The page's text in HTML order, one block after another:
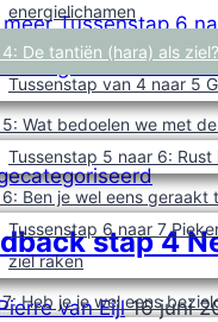
energielichamen
De tantiën (hara) als ziel?
Tussenstap van 4 naar 5
Wat bedoelen we met
Tussenstap 5 naar 6:
Ben je wel eens geraakt
Tussenstap 6 naar 7
ziel raken
Heb je je wel eens
Tussenstap 6
kunnen de
stap 4
van Eijl 16 juni